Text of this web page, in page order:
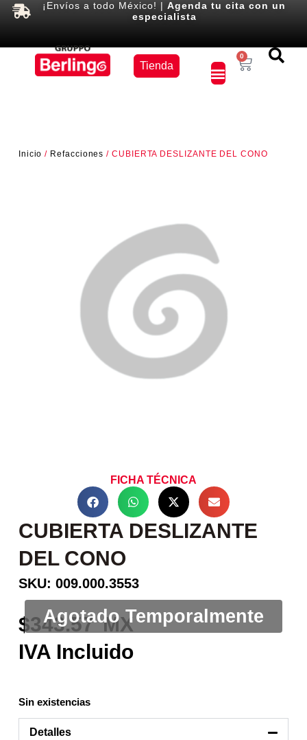
¡Envíos a todo México! |Agenda tu cita con un
especialista
Tienda
0
Inicio / Refacciones / CUBIERTA DESLIZANTE DEL CONO
FICHA TÉCNICA
CUBIERTA DESLIZANTE
DEL CONO
SKU: 009.000.3553
343.57
Sin existencias
Detalles